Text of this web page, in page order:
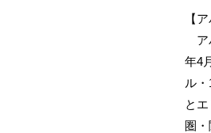
【
ア
年4
ル
と
圏